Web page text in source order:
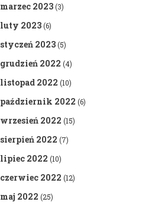
marzec 2023(3)
luty 2023(6)
styczeń 2023(5)
grudzień 2022 (4)
listopad 2022 (10)
październik 2022 (6)
wrzesień 2022 (15)
sierpień 2022 (7)
lipiec 2022 (10)
czerwiec 2022 (12)
maj 2022 (25)